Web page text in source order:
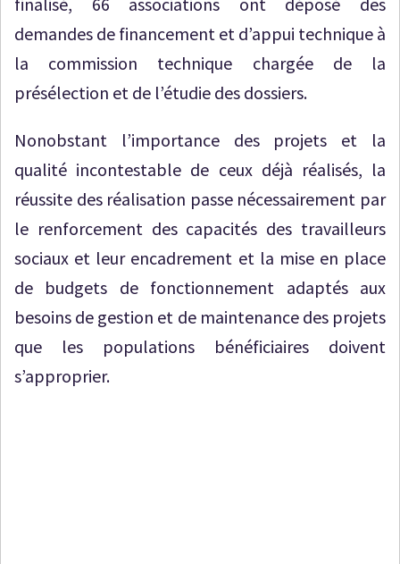
demandes de financement et d’appui technique à
la commission technique chargée de la
présélection et de l’étudie des dossiers.
Nonobstant l’importance des projets et la
qualité incontestable de ceux déjà réalisés, la
réussite des réalisation passe nécessairement par
le renforcement des capacités des travailleurs
sociaux et leur encadrement et la mise en place
de budgets de fonctionnement adaptés aux
besoins de gestion et de maintenance des projets
que les populations bénéficiaires doivent
s’approprier.